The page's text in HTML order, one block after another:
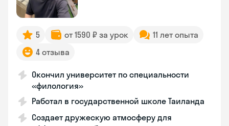
5 от 1590 ₽ за урок
11 лет опыта
4 отзыва
Окончил университет по специальности
«филология»
Работал в государственной школе Таиланда
Создает дружескую атмосферу для